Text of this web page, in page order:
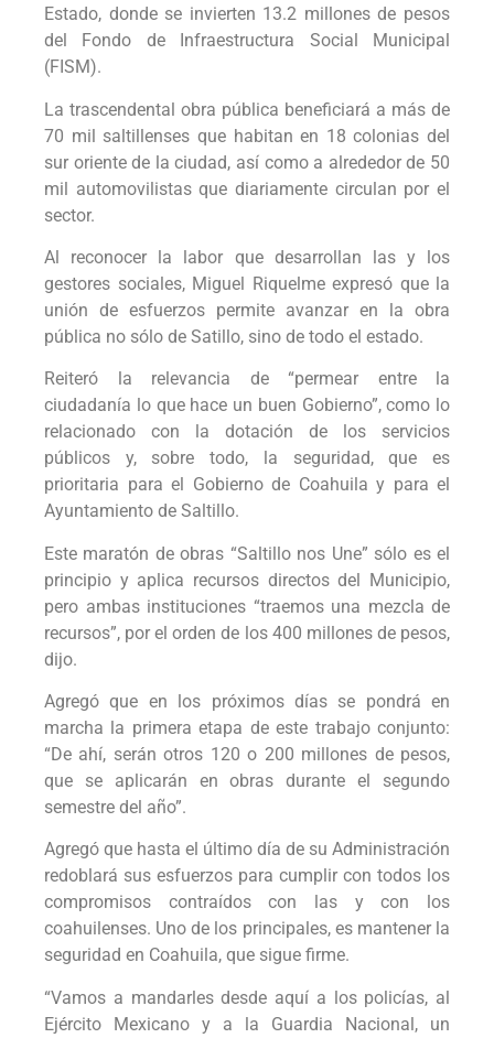
Estado, donde se invierten 13.2 millones de pesos
del Fondo de Infraestructura Social Municipal
(FISM).
La trascendental obra pública beneficiará a más de
70 mil saltillenses que habitan en 18 colonias del
sur oriente de la ciudad, así como a alrededor de 50
mil automovilistas que diariamente circulan por el
sector.
Al reconocer la labor que desarrollan las y los
gestores sociales, Miguel Riquelme expresó que la
unión de esfuerzos permite avanzar en la obra
pública no sólo de Satillo, sino de todo el estado.
Reiteró la relevancia de “permear entre la
ciudadanía lo que hace un buen Gobierno”, como lo
relacionado con la dotación de los servicios
públicos y, sobre todo, la seguridad, que es
prioritaria para el Gobierno de Coahuila y para el
Ayuntamiento de Saltillo.
Este maratón de obras “Saltillo nos Une” sólo es el
principio y aplica recursos directos del Municipio,
pero ambas instituciones “traemos una mezcla de
recursos”, por el orden de los 400 millones de pesos,
dijo.
Agregó que en los próximos días se pondrá en
marcha la primera etapa de este trabajo conjunto:
“De ahí, serán otros 120 o 200 millones de pesos,
que se aplicarán en obras durante el segundo
semestre del año”.
Agregó que hasta el último día de su Administración
redoblará sus esfuerzos para cumplir con todos los
compromisos contraídos con las y con los
coahuilenses. Uno de los principales, es mantener la
seguridad en Coahuila, que sigue firme.
“Vamos a mandarles desde aquí a los policías, al
Ejército Mexicano y a la Guardia Nacional, un